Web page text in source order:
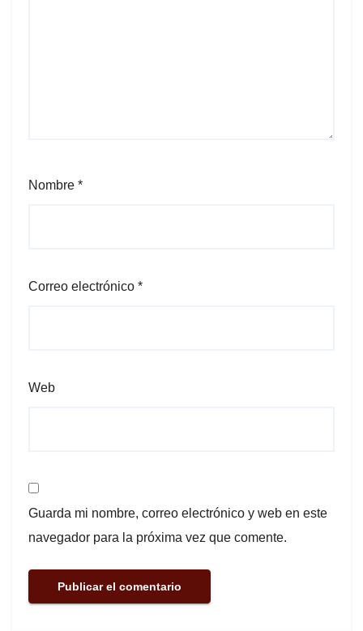
Nombre *
Correo electrónico *
Web
Guarda mi nombre, correo electrónico y web en este
navegador para la próxima vez que comente.